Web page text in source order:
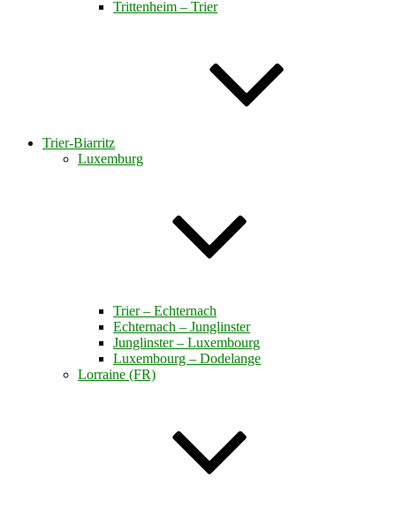
Trittenheim – Trier
Trier-Biarritz
Luxemburg
Trier – Echternach
Echternach – Junglinster
Junglinster – Luxembourg
Luxembourg – Dodelange
Lorraine (FR)